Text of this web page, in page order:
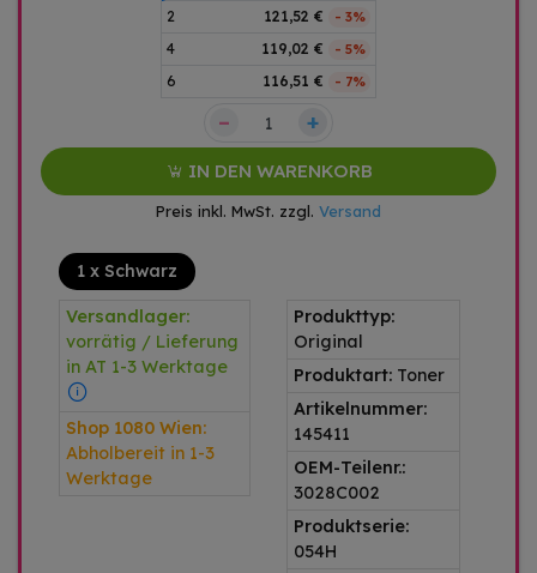
2
121,52 € - 3%
4 119,02 € - 5%
6 116,51 € - 7%
– +
IN DEN WARENKORB
Preis inkl. MwSt. zzgl. Versand
1 x Schwarz
Versandlager:
vorrätig / Lieferung
in AT 1-3 Werktage
Shop 1080 Wien:
Abholbereit in 1-3
Werktage
Produkttyp:
Original
Produktart: Toner
Artikelnummer:
145411
OEM-Teilenr.:
3028C002
Produktserie:
054H